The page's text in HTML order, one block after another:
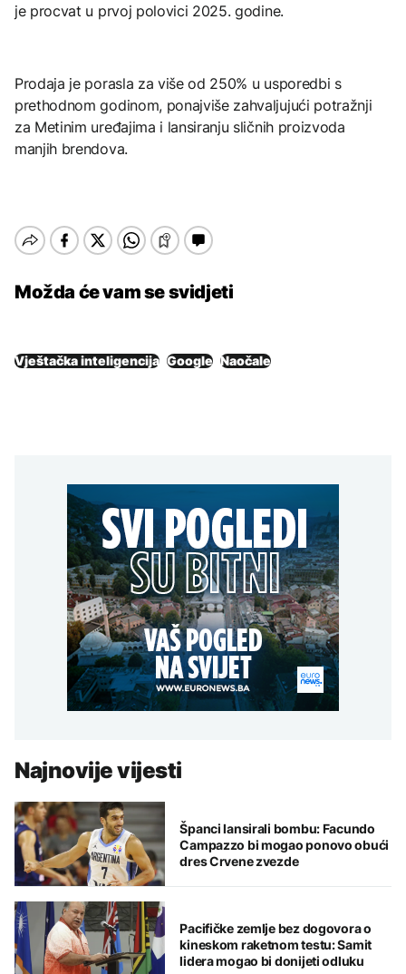
je procvat u prvoj polovici 2025. godine.
Prodaja je porasla za više od 250% u usporedbi s
prethodnom godinom, ponajviše zahvaljujući potražnji
za Metinim uređajima i lansiranju sličnih proizvoda
manjih brendova.
Možda će vam se svidjeti
Vještačka inteligencija Google Naočale
Najnovije vijesti
Španci lansirali bombu: Facundo
Campazzo bi mogao ponovo obući
dres Crvene zvezde
Pacifičke zemlje bez dogovora o
kineskom raketnom testu: Samit
lidera mogao bi donijeti odluku